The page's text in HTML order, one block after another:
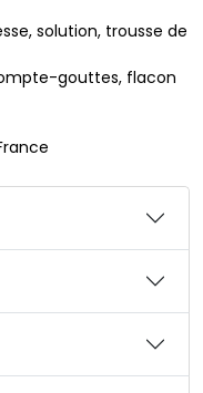
solution, trousse de
gouttes, flacon